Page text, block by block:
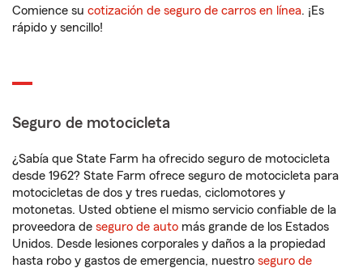
Comience su cotización de seguro de carros en línea. ¡Es
rápido y sencillo!
Seguro de motocicleta
¿Sabía que State Farm ha ofrecido seguro de motocicleta
desde 1962? State Farm ofrece seguro de motocicleta para
motocicletas de dos y tres ruedas, ciclomotores y
motonetas. Usted obtiene el mismo servicio confiable de la
proveedora de seguro de auto más grande de los Estados
Unidos. Desde lesiones corporales y daños a la propiedad
hasta robo y gastos de emergencia, nuestro seguro de